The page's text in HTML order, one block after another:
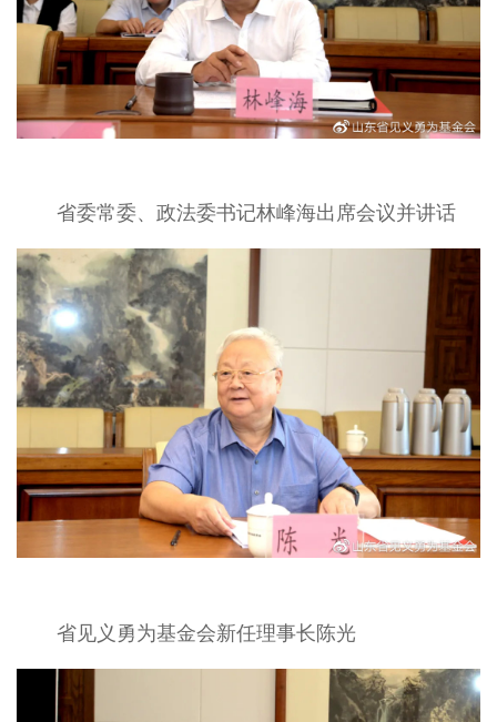
省委常委、政法委书记林峰海出席会议并讲话
省见义勇为基金会新任理事长陈光